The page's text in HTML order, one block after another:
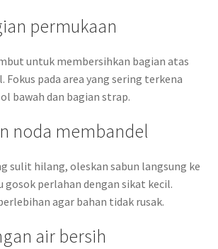
permukaan
untuk membersihkan bagian atas
Fokus pada area yang sering terkena
bawah dan bagian strap.
noda membandel
sulit hilang, oleskan sabun langsung ke
gosok perlahan dengan sikat kecil.
agar bahan tidak rusak.
air bersih